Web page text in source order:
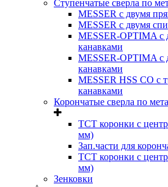
Ступенчатые сверла по
MESSER с двумя
MESSER с двумя
MESSER-OPTIMA с
канавками
MESSER-OPTIMA с
канавками
MESSER HSS CО с
канавками
Корончатые сверла по
ТСТ коронки с
мм)
Зап.части для
ТСТ коронки с
мм)
Зенковки